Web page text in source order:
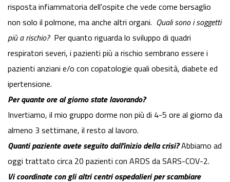
risposta infiammatoria dell'ospite che vede come bersaglio
non solo il polmone, ma anche altri organi. Quali sono i soggetti
più a rischio?Per quanto riguarda lo sviluppo di quadri
respiratori severi, i pazienti più a rischio sembrano essere i
pazienti anziani e/o con copatologie quali obesità, diabete ed
ipertensione.
Per quante ore al giorno state lavorando?
Invertiamo, il mio gruppo dorme non più di 4-5 ore al giorno da
almeno 3 settimane, il resto al lavoro.
Quanti paziente avete seguito dall'inizio della crisi?Abbiamo ad
oggi trattato circa 20 pazienti con ARDS da SARS-COV-2.
Vi coordinate con gli altri centri ospedalieri per scambiare